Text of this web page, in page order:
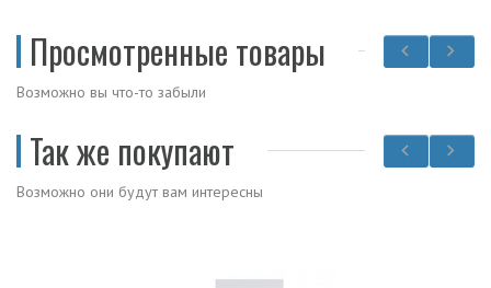
Просмотренные товары
Возможно вы что-то забыли
Так же покупают
Возможно они будут вам интересны